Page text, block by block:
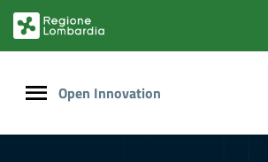
PRINCIPALE
Open Innovation